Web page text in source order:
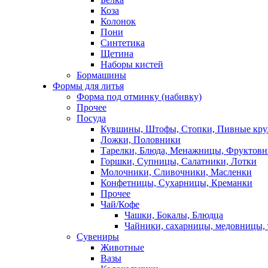
Коза
Колонок
Пони
Синтетика
Щетина
Наборы кистей
Бормашины
Формы для литья
Форма под отминку (набивку)
Прочее
Посуда
Кувшины, Штофы, Стопки, Пивные
Ложки, Половники
Тарелки, Блюда, Менажницы,
Горшки, Супницы, Салатники, Лотки
Молочники, Сливочники, Масленки
Конфетницы, Сухарницы, Креманки
Прочее
Чай/Кофе
Чашки, Бокалы, Блюдца
Чайники, сахарницы, медовницы,
Сувениры
Животные
Вазы